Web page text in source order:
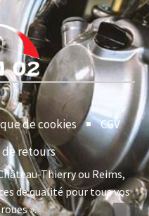
de cookies
CGV
retours
Thierry ou Reims,
de qualité pour tous vos
».